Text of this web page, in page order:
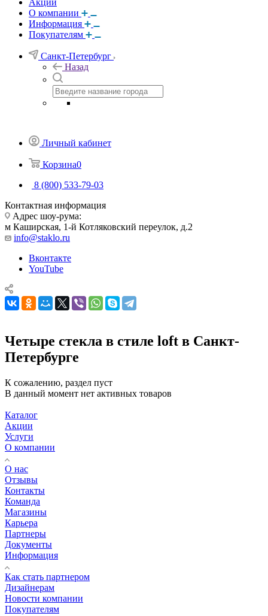
Акции
О компании
Информация
Покупателям
Санкт-Петербург
Назад
Личный кабинет
Корзина0
8 (800) 533-79-03
Контактная информация
Адрес шоу-рума:
м Каширская, 1-й Котляковский переулок, д.2
info@staklo.ru
Вконтакте
YouTube
Четыре стекла в стиле loft в Санкт-
Петербурге
К сожалению, раздел пуст
В данный момент нет активных товаров
Каталог
Акции
Услуги
О компании
О нас
Отзывы
Контакты
Команда
Магазины
Карьера
Партнеры
Документы
Информация
Как стать партнером
Дизайнерам
Новости компании
Покупателям